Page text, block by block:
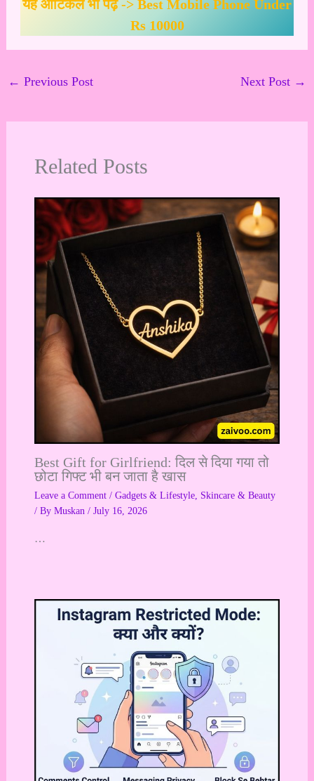
यह आर्टिकल भी पढ़ें -> Best Mobile Phone Under
Rs 10000
← Previous Post Next Post →
Related Posts
Best Gift for Girlfriend: दिल से दिया गया तो
छोटा गिफ्ट भी बन जाता है खास
Leave a Comment / Gadgets & Lifestyle, Skincare & Beauty
/ By Muskan / July 16, 2026
…